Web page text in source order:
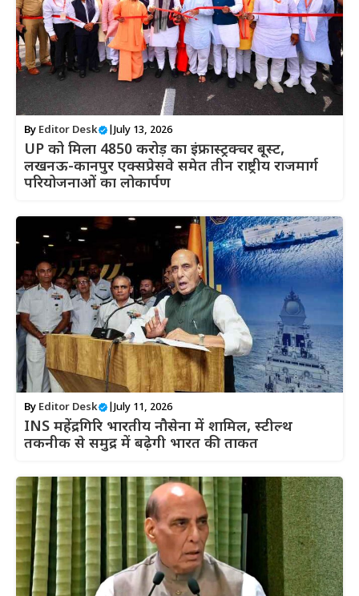
By Editor Desk July 13, 2026
UP को मिला 4850 करोड़ का इंफ्रास्ट्रक्चर बूस्ट,
लखनऊ-कानपुर एक्सप्रेसवे समेत तीन राष्ट्रीय राजमार्ग
परियोजनाओं का लोकार्पण
By Editor Desk July 11, 2026
INS महेंद्रगिरि भारतीय नौसेना में शामिल, स्टील्थ
तकनीक से समुद्र में बढ़ेगी भारत की ताकत